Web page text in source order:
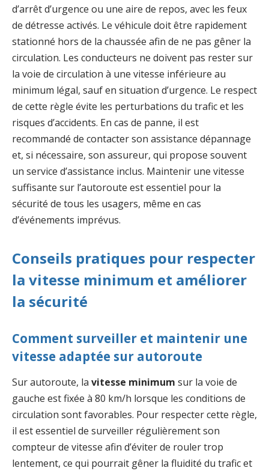
d’arrêt d’urgence ou une aire de repos, avec les feux
de détresse activés. Le véhicule doit être rapidement
stationné hors de la chaussée afin de ne pas gêner la
circulation. Les conducteurs ne doivent pas rester sur
la voie de circulation à une vitesse inférieure au
minimum légal, sauf en situation d’urgence. Le respect
de cette règle évite les perturbations du trafic et les
risques d’accidents. En cas de panne, il est
recommandé de contacter son assistance dépannage
et, si nécessaire, son assureur, qui propose souvent
un service d’assistance inclus. Maintenir une vitesse
suffisante sur l’autoroute est essentiel pour la
sécurité de tous les usagers, même en cas
d’événements imprévus.
Conseils pratiques pour respecter
la vitesse minimum et améliorer
la sécurité
Comment surveiller et maintenir une
vitesse adaptée sur autoroute
Sur autoroute, la vitesse minimum sur la voie de
gauche est fixée à 80 km/h lorsque les conditions de
circulation sont favorables. Pour respecter cette règle,
il est essentiel de surveiller régulièrement son
compteur de vitesse afin d’éviter de rouler trop
lentement, ce qui pourrait gêner la fluidité du trafic et